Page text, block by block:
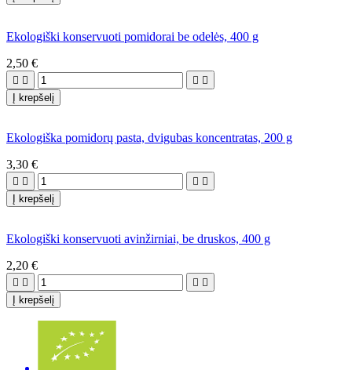
Ekologiški konservuoti pomidorai be odelės, 400 g
2,50 €
   
Į krepšelį
Ekologiška pomidorų pasta, dvigubas koncentratas, 200 g
3,30 €
   
Į krepšelį
Ekologiški konservuoti avinžirniai, be druskos, 400 g
2,20 €
   
Į krepšelį